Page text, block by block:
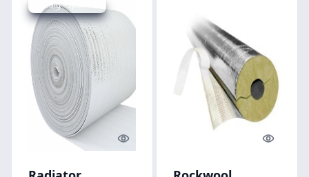
Udsalg - spar 8 %
Quick look Quick